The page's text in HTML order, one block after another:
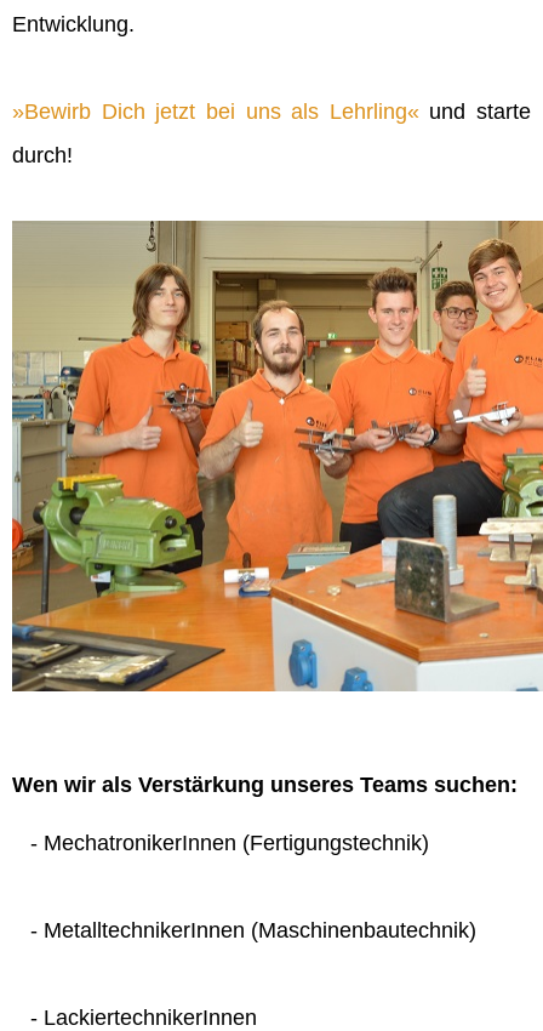
Entwicklung.
Bewirb Dich jetzt bei uns als Lehrling und starte
durch!
Wen wir als Verstärkung unseres Teams suchen:
- MechatronikerInnen (Fertigungstechnik)
- MetalltechnikerInnen (Maschinenbautechnik)
- LackiertechnikerInnen